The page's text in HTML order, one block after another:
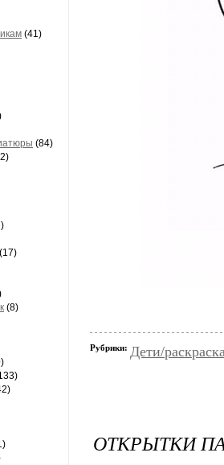
(41)
(84)
(17)
(8)
Рубрики: Дети/
ОТКРЫТКИ